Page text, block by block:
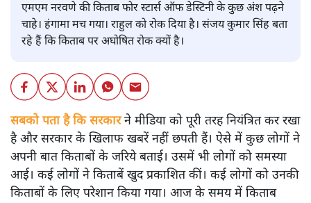
एमएम नरवणे की किताब फोर स्टार्स ऑफ डेस्टिनी के कुछ अंश पढ़ने
चाहे। हंगामा मच गया। राहुल को रोक दिया है। संजय कुमार सिंह बता
रहे हैं कि किताब पर अघोषित रोक क्यों है।
सबको पता है कि सरकारने मीडिया को पूरी तरह नियंत्रित कर रखा
है और सरकार के खिलाफ खबरें नहीं छपती हैं। ऐसे में कुछ लोगों ने
अपनी बात किताबों के जरिये बताई। उसमें भी लोगों को समस्या
आई। कई लोगों ने किताबें खुद प्रकाशित कीं। कई लोगों को उनकी
किताबों के लिए परेशान किया गया। आज के समय में किताब